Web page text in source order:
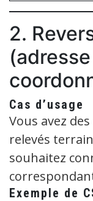
2.
Cas d’usage
Vous avez
relevés
souhaitez
Exemple de